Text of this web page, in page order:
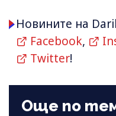
Новините на
Facebook,
Twitter!
Още по